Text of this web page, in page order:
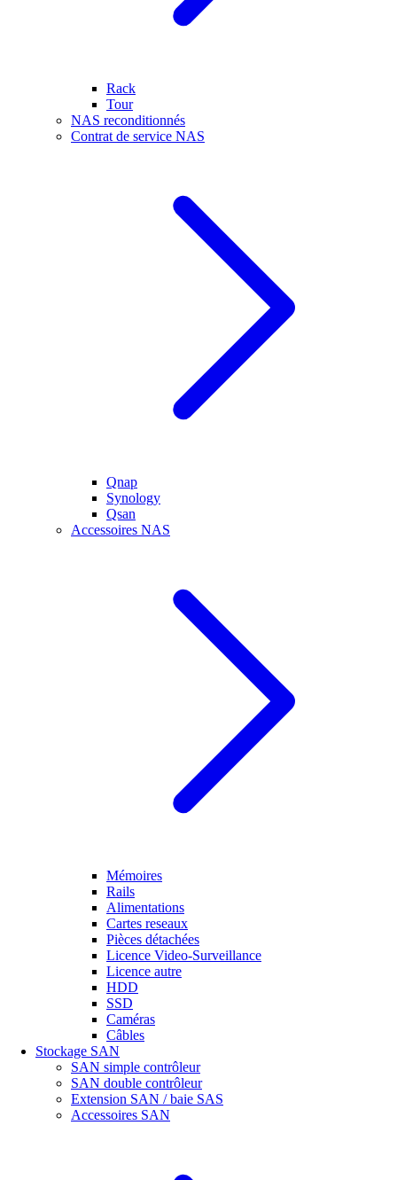
Rack
Tour
NAS reconditionnés
Contrat de service NAS
Qnap
Synology
Qsan
Accessoires NAS
Mémoires
Rails
Alimentations
Cartes reseaux
Pièces détachées
Licence Video-Surveillance
Licence autre
HDD
SSD
Caméras
Câbles
Stockage SAN
SAN simple contrôleur
SAN double contrôleur
Extension SAN / baie SAS
Accessoires SAN